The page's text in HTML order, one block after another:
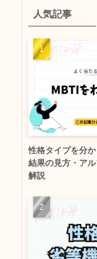
人気記事
性格タイプを分
結果の見方・ア
解説